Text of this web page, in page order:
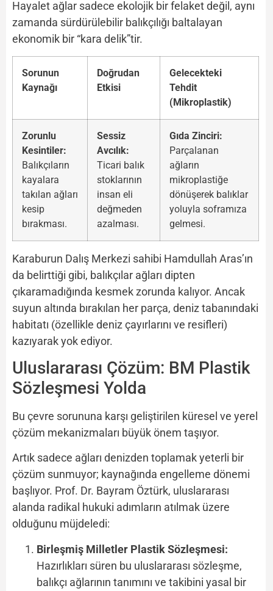
Hayalet ağlar sadece ekolojik bir felaket değil, aynı
zamanda sürdürülebilir balıkçılığı baltalayan
ekonomik bir “kara delik”tir.
Sorunun
Kaynağı
Doğrudan
Etkisi
Gelecekteki
Tehdit
(Mikroplastik)
Zorunlu
Kesintiler:
Balıkçıların
kayalara
takılan ağları
kesip
bırakması.
Sessiz
Avcılık:
Ticari balık
stoklarının
insan eli
değmeden
azalması.
Gıda Zinciri:
Parçalanan
ağların
mikroplastiğe
dönüşerek balıklar
yoluyla soframıza
gelmesi.
Karaburun Dalış Merkezi sahibi Hamdullah Aras’ın
da belirttiği gibi, balıkçılar ağları dipten
çıkaramadığında kesmek zorunda kalıyor. Ancak
suyun altında bırakılan her parça, deniz tabanındaki
habitatı (özellikle deniz çayırlarını ve resifleri)
kazıyarak yok ediyor.
Uluslararası Çözüm: BM Plastik
Sözleşmesi Yolda
Bu çevre sorununa karşı geliştirilen küresel ve yerel
çözüm mekanizmaları büyük önem taşıyor.
Artık sadece ağları denizden toplamak yeterli bir
çözüm sunmuyor; kaynağında engelleme dönemi
başlıyor. Prof. Dr. Bayram Öztürk, uluslararası
alanda radikal hukuki adımların atılmak üzere
olduğunu müjdeledi:
Birleşmiş Milletler Plastik Sözleşmesi:
Hazırlıkları süren bu uluslararası sözleşme,
balıkçı ağlarının tanımını ve takibini yasal bir